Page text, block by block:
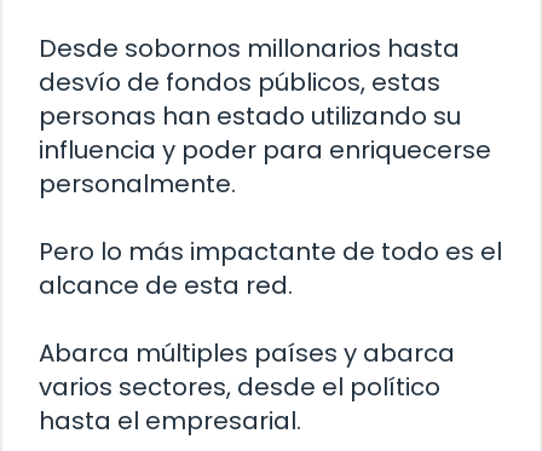
Desde sobornos millonarios hasta
desvío de fondos públicos, estas
personas han estado utilizando su
influencia y poder para enriquecerse
personalmente.
Pero lo más impactante de todo es el
alcance de esta red.
Abarca múltiples países y abarca
varios sectores, desde el político
hasta el empresarial.